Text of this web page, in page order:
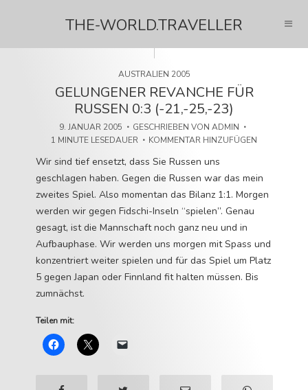
THE-WORLD.TRAVELLER
AUSTRALIEN 2005
GELUNGENER REVANCHE FÜR
RUSSEN 0:3 (-21,-25,-23)
9. JANUAR 2005 GESCHRIEBEN VON ADMIN
1 MINUTE LESEDAUER
KOMMENTAR HINZUFÜGEN
Wir sind tief ensetzt, dass Sie Russen uns
geschlagen haben. Gegen die Russen war das mein
zweites Spiel. Also momentan das Bilanz 1:1. Morgen
werden wir gegen Fidschi-Inseln “spielen”. Genau
gesagt, ist die Mannschaft noch ganz neu und in
Aufbauphase. Wir werden uns morgen mit Spass und
konzentriert weiter spielen und für das Spiel um Platz
5 gegen Japan oder Finnland fit halten müssen. Bis
zumnächst.
Teilen mit: